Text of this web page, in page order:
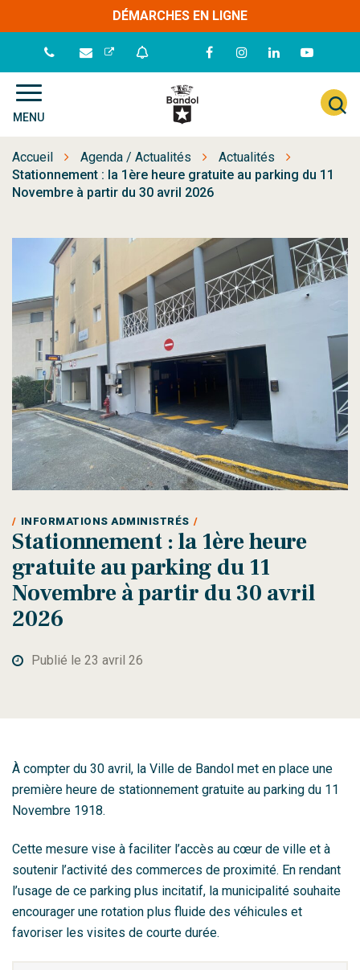
DÉMARCHES EN LIGNE
Lien
vers
Lien
vers
Lien
vers
Lien
vers
chaîne
MENU
la
ville
de
Accueil Agenda / Actualités
Actualités
Stationnement : la 1ère heure gratuite au parking du 11
Novembre à partir du 30 avril 2026
INFORMATIONS ADMINISTRÉS
Stationnement : la 1ère heure
gratuite au parking du 11
Novembre à partir du 30 avril
2026
Publié le 23 avril 26
À compter du 30 avril, la Ville de Bandol met en place une
première heure de stationnement gratuite au parking du 11
Novembre 1918.
Cette mesure vise à faciliter l’accès au cœur de ville et à
soutenir l’activité des commerces de proximité. En rendant
l’usage de ce parking plus incitatif, la municipalité souhaite
encourager une rotation plus fluide des véhicules et
favoriser les visites de courte durée.